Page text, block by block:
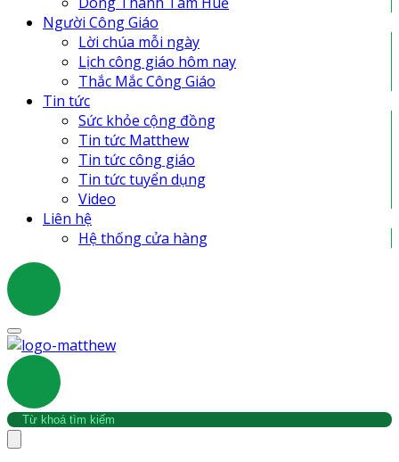
Cô Nhi Viện Thánh An Bùi Chu
Trung Tâm Khiếm Thị Nhật Hồng
Người Công Giáo
Lời chúa mỗi ngày
Lịch công giáo hôm nay
Thắc Mắc Công Giáo
Tin tức
Sức khỏe cộng đồng
Tin tức Matthew
Tin tức công giáo
Tin tức tuyển dụng
Video
Liên hệ
Hệ thống cửa hàng